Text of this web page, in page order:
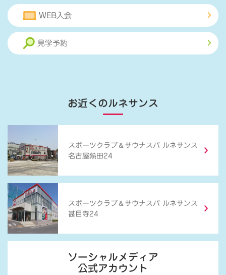
WEB入会
見学予約
お近くのルネサンス
スポーツクラブ ＆ サウナスパ ルネサンス
名古屋熱田24
スポーツクラブ ＆ サウナスパ ルネサンス
甚目寺24
ソーシャルメディア
公式アカウント